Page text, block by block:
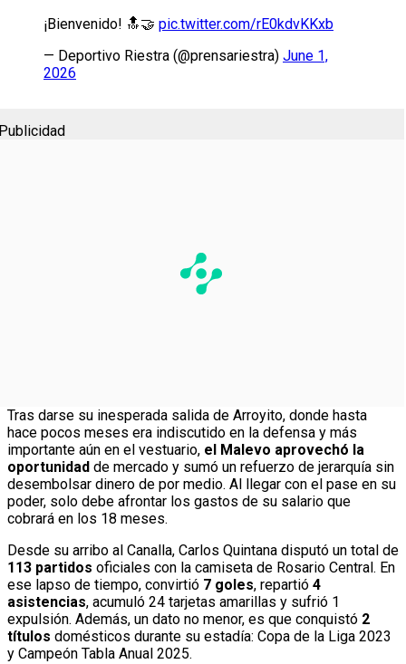
¡Bienvenido! 🔝🤝 pic.twitter.com/rE0kdvKKxb
— Deportivo Riestra (@prensariestra) June 1,
2026
Tras darse su inesperada salida de Arroyito, donde hasta
hace pocos meses era indiscutido en la defensa y más
importante aún en el vestuario, el Malevo aprovechó la
oportunidad de mercado y sumó un refuerzo de jerarquía sin
desembolsar dinero de por medio. Al llegar con el pase en su
poder, solo debe afrontar los gastos de su salario que
cobrará en los 18 meses.
Desde su arribo al Canalla, Carlos Quintana disputó un total de
113 partidos oficiales con la camiseta de Rosario Central. En
ese lapso de tiempo, convirtió 7 goles, repartió 4
asistencias, acumuló 24 tarjetas amarillas y sufrió 1
expulsión. Además, un dato no menor, es que conquistó 2
títulos domésticos durante su estadía: Copa de la Liga 2023
y Campeón Tabla Anual 2025.